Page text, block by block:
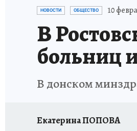
ЗАПОВЕДНАЯ
НОВОСТИ ОБЩЕСТВО 10
В
больниц
В донском
Екатерина ПОПОВА